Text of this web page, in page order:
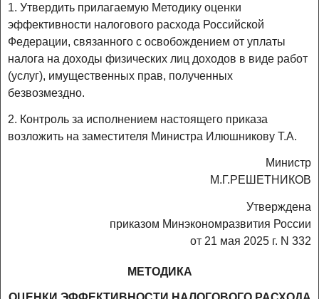
1. Утвердить прилагаемую Методику оценки
эффективности налогового расхода Российской
Федерации, связанного с освобождением от уплаты
налога на доходы физических лиц доходов в виде работ
(услуг), имущественных прав, полученных
безвозмездно.
2. Контроль за исполнением настоящего приказа
возложить на заместителя Министра Илюшникову Т.А.
Министр
М.Г.РЕШЕТНИКОВ
Утверждена
приказом Минэкономразвития России
от 21 мая 2025 г. N 332
МЕТОДИКА